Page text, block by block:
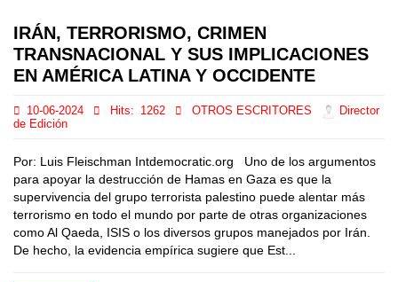
IRÁN, TERRORISMO, CRIMEN
TRANSNACIONAL Y SUS IMPLICACIONES
EN AMÉRICA LATINA Y OCCIDENTE
10-06-2024 Hits: 1262 OTROS ESCRITORES
Director
de Edición
Por: Luis Fleischman Intdemocratic.org Uno de los argumentos
para apoyar la destrucción de Hamas en Gaza es que la
supervivencia del grupo terrorista palestino puede alentar más
terrorismo en todo el mundo por parte de otras organizaciones
como Al Qaeda, ISIS o los diversos grupos manejados por Irán.
De hecho, la evidencia empírica sugiere que Est...